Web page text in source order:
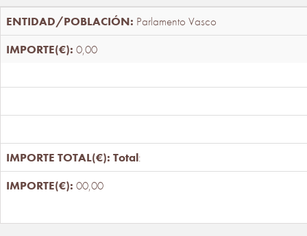
Parlamento Vasco
0,00
Total:
00,00